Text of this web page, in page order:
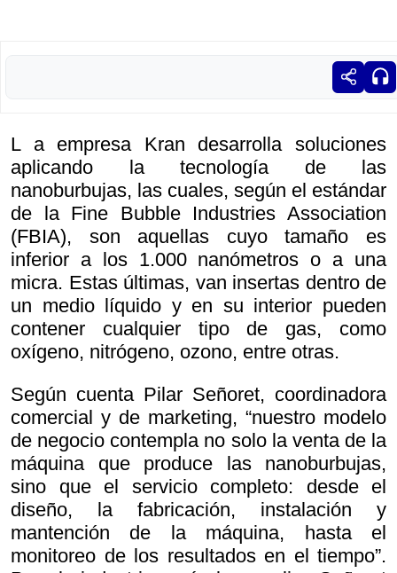
L a empresa Kran desarrolla soluciones
aplicando la tecnología de las
nanoburbujas, las cuales, según el estándar
de la Fine Bubble Industries Association
(FBIA), son aquellas cuyo tamaño es
inferior a los 1.000 nanómetros o a una
micra. Estas últimas, van insertas dentro de
un medio líquido y en su interior pueden
contener cualquier tipo de gas, como
oxígeno, nitrógeno, ozono, entre otras.
Según cuenta Pilar Señoret, coordinadora
comercial y de marketing, “nuestro modelo
de negocio contempla no solo la venta de la
máquina que produce las nanoburbujas,
sino que el servicio completo: desde el
diseño, la fabricación, instalación y
mantención de la máquina, hasta el
monitoreo de los resultados en el tiempo”.